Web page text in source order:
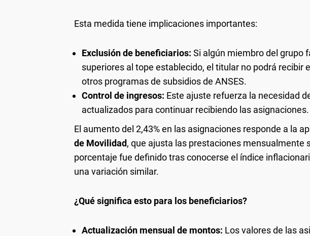
Esta medida tiene implicaciones importantes:
Exclusión de beneficiarios: Si algún miembro del grupo
superiores al tope establecido, el titular no podrá recibir
otros programas de subsidios de ANSES.
Control de ingresos: Este ajuste refuerza la necesidad
actualizados para continuar recibiendo las asignaciones.
El aumento del 2,43% en las asignaciones responde a la
de Movilidad, que ajusta las prestaciones mensualmente
porcentaje fue definido tras conocerse el índice
una variación similar.
¿Qué significa esto para los beneficiarios?
Actualización mensual de montos: Los valores de las